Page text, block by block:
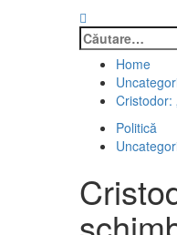
Caută
după:
Home
Cristodor:
Politică